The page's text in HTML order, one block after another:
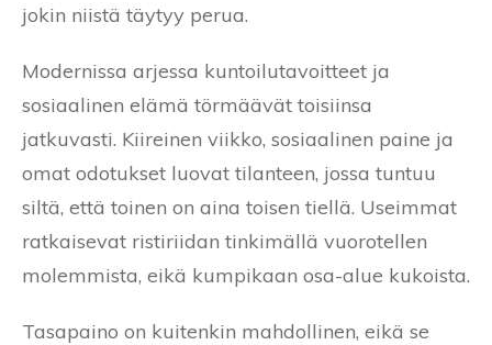
jokin niistä täytyy perua.
Modernissa arjessa kuntoilutavoitteet ja
sosiaalinen elämä törmäävät toisiinsa
jatkuvasti. Kiireinen viikko, sosiaalinen paine ja
omat odotukset luovat tilanteen, jossa tuntuu
siltä, että toinen on aina toisen tiellä. Useimmat
ratkaisevat ristiriidan tinkimällä vuorotellen
molemmista, eikä kumpikaan osa-alue kukoista.
Tasapaino on kuitenkin mahdollinen, eikä se